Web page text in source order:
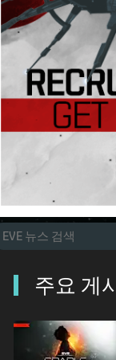
주요 게